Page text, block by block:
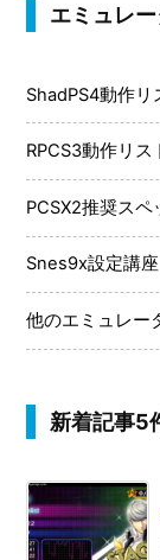
エミュレ
ShadPS4動作リ
RPCS3動作リス
PCSX2推奨スペ
Snes9x設定講座
他のエミュレー
新着記事5